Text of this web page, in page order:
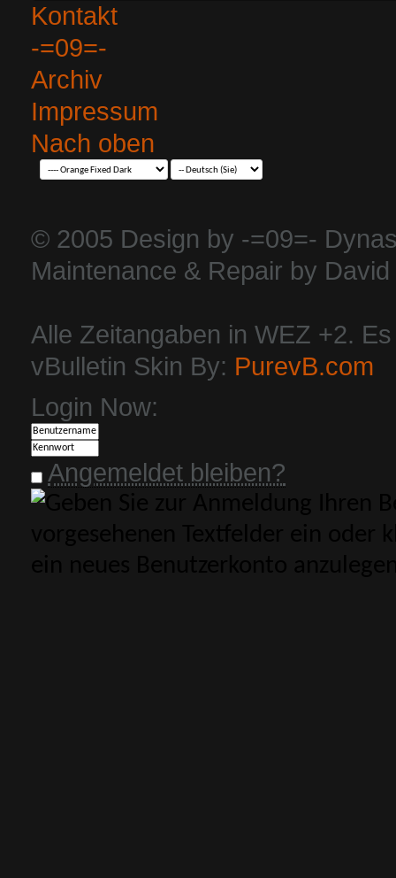
Kontakt
-=09=-
Archiv
Impressum
Nach oben
© 2005 Design by -=09=-
Maintenance & Repair by
Alle Zeitangaben in WEZ +2.
vBulletin Skin By: PurevB.com
Login Now:
Angemeldet bleiben?